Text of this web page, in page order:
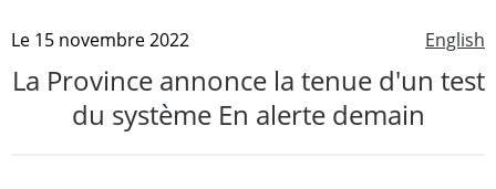
English
Le 15 novembre 2022
La Province annonce la tenue d'un test
du système En alerte demain